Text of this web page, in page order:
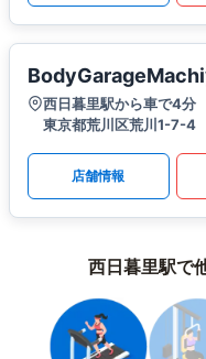
西日暮里駅から車で4分
東京都荒川区荒川1-7-4
店舗情報
西日暮里駅で